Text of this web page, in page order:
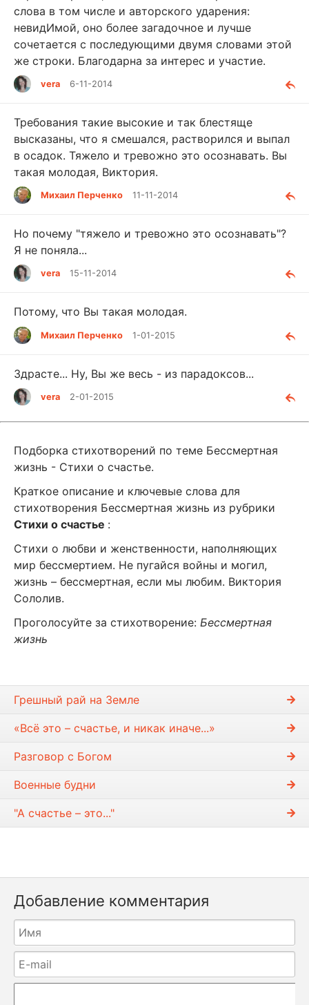
слова в том числе и авторского ударения:
невидИмой, оно более загадочное и лучше
сочетается с последующими двумя словами этой
же строки. Благодарна за интерес и участие.
vera 6-11-2014
Требования такие высокие и так блестяще
высказаны, что я смешался, растворился и выпал
в осадок. Тяжело и тревожно это осознавать. Вы
такая молодая, Виктория.
Михаил Перченко 11-11-2014
Но почему "тяжело и тревожно это осознавать"?
Я не поняла...
vera 15-11-2014
Потому, что Вы такая молодая.
Михаил Перченко 1-01-2015
Здрасте... Ну, Вы же весь - из парадоксов...
vera 2-01-2015
Подборка стихотворений по теме Бессмертная
жизнь - Стихи о счастье.
Краткое описание и ключевые слова для
стихотворения Бессмертная жизнь из рубрики
Стихи о счастье :
Стихи о любви и женственности, наполняющих
мир бессмертием. Не пугайся войны и могил,
жизнь – бессмертная, если мы любим. Виктория
Сололив.
Проголосуйте за стихотворение: Бессмертная
жизнь
Грешный рай на Земле
«Всё это – счастье, и никак иначе...»
Разговор с Богом
Военные будни
"А счастье – это..."
Добавление комментария